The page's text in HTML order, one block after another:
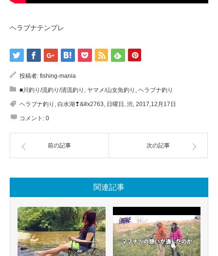
ヘラブナテンプレ
投稿者: fishing-mania
■川釣り/流釣り/清流釣り , ヤマメ/山女魚釣り , ヘラブナ釣り
ヘラブナ釣り , 白水湖❢&#x2763, 日曜日 , 渋, 2017,12月17日
コメント: 0
前の記事 次の記事
関連記事